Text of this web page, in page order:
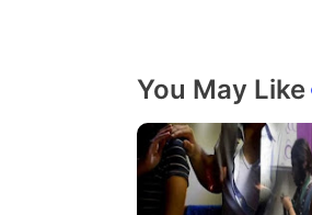
You May Like